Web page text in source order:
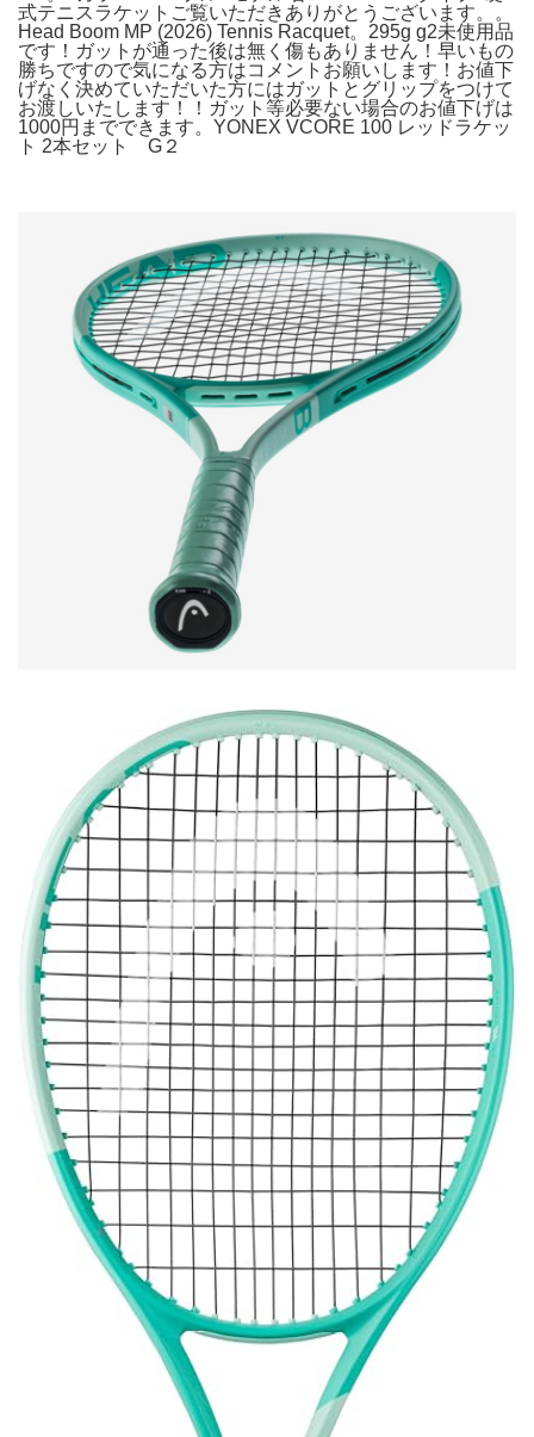
式テニスラケットご覧いただきありがとうございます。。
Head Boom MP (2026) Tennis Racquet。295g g2未使用品
です！ガットが通った後は無く傷もありません！早いもの
勝ちですので気になる方はコメントお願いします！お値下
げなく決めていただいた方にはガットとグリップをつけて
お渡しいたします！！ガット等必要ない場合のお値下げは
1000円までできます。YONEX VCORE 100 レッドラケッ
ト 2本セット G２